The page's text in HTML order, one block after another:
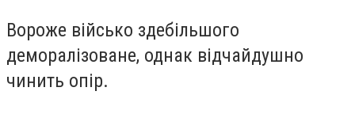
Вороже військо здебільшого
деморалізоване, однак відчайдушно
чинить опір.